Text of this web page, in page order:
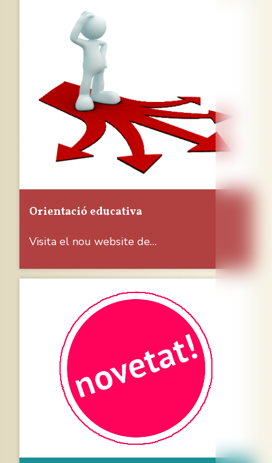
Orientació educativa
Visita el nou website de…